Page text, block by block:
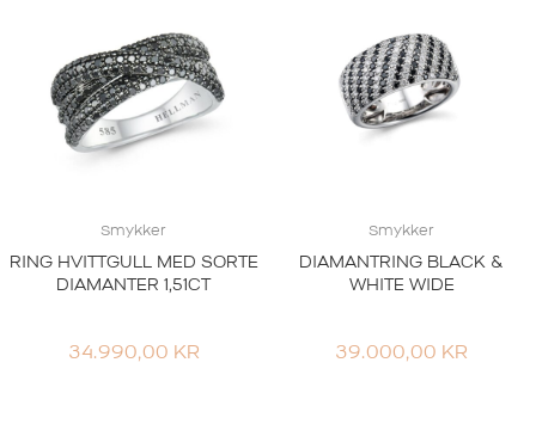
Smykker
RING HVITTGULL MED SORTE
DIAMANTER 1,51CT
34.990,00 KR
Smykker
DIAMANTRING BLACK &
WHITE WIDE
39.000,00 KR